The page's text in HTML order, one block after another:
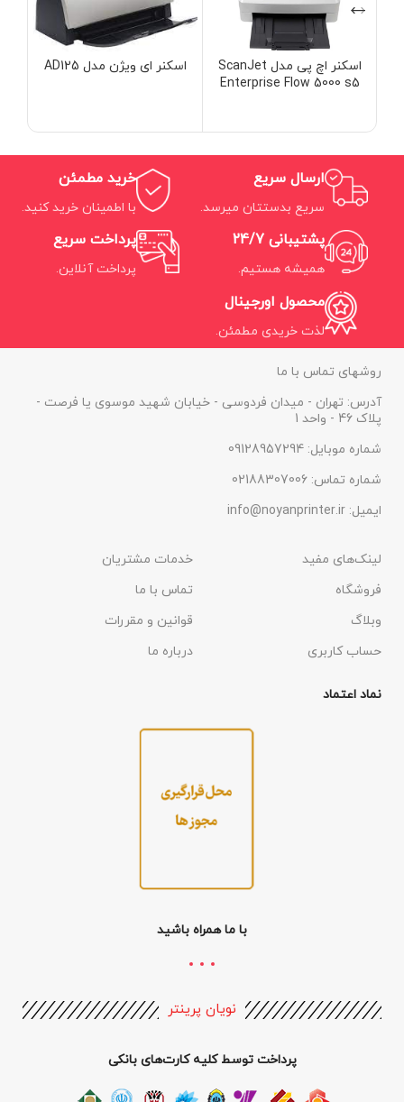
اسکنر اچ‌ پی مدل ScanJet
Enterprise Flow 5000 s5
اسکنر ای ویژن مدل AD125
ارسال سریع
سریع بدستتان میرسد.
خرید مطمئن
با اطمینان خرید کنید.
پشتیبانی 24/7
همیشه هستیم.
پرداخت سریع
پرداخت آنلاین.
محصول اورجینال
لذت خریدی مطمئن.
روشهای تماس با ما
آدرس: تهران - میدان فردوسی - خیابان شهید موسوی یا فرصت -
پلاک 46 - واحد 1
شماره موبایل: 09128957294
شماره تماس: 02188307006
ایمیل: info@noyanprinter.ir
لینک‌های مفید
فروشگاه
وبلاگ
حساب کاربری
خدمات مشتریان
تماس با ما
قوانین و مقررات
درباره ما
نماد اعتماد
با ما همراه باشید
نویان پرینتر
پرداخت توسط کلیه کارت‌های بانکی